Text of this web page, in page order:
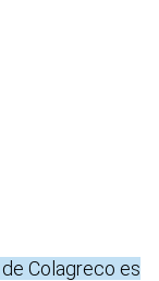
Colagreco es